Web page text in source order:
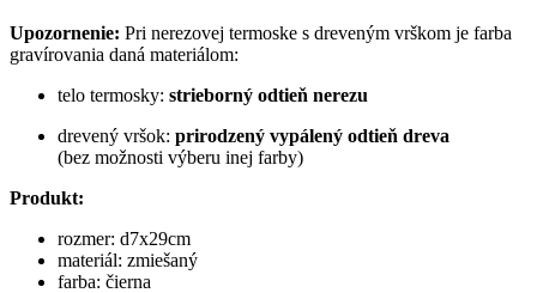
Upozornenie: Pri nerezovej termoske s dreveným vrškom je farba
gravírovania daná materiálom:
telo termosky: strieborný odtieň nerezu
drevený vršok: prirodzený vypálený odtieň dreva
(bez možnosti výberu inej farby)
Produkt:
rozmer: d7x29cm
materiál: zmiešaný
farba: čierna